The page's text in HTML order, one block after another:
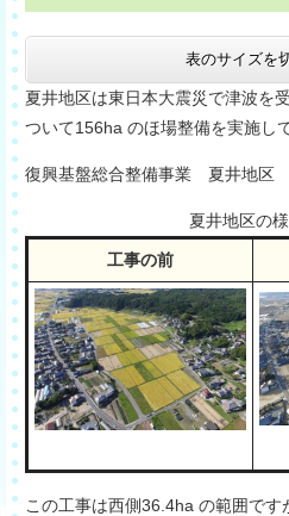
表のサイズを
夏井地区は東日本大震災で津波を
ついて156ha のほ場整備を実施
復興基盤総合整備事業 夏井地区
夏井地区の
工事の前
この工事は西側36.4ha の範囲で